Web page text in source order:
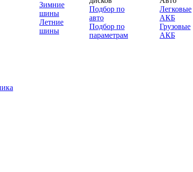
Зимние
шины
Летние
шины
Подбор по
авто
Подбор по
параметрам
Легковые
АКБ
Грузовые
АКБ